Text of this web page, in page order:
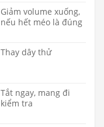
Giảm volume xuống,
nếu hết méo là đúng
Thay dây thử
Tắt ngay, mang đi
kiểm tra